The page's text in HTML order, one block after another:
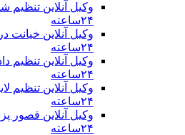
وکیل آنلاین تنظیم
وکیل آنلاین خیانت
وکیل آنلاین تنظیم
وکیل آنلاین تنظیم لایحه
وکیل آنلاین قصور